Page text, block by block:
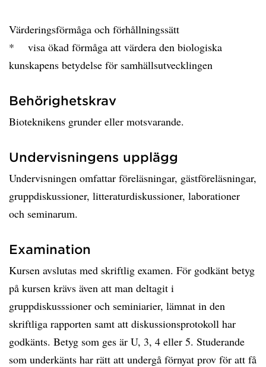
Värderingsförmåga och förhållningssätt
* visa ökad förmåga att värdera den biologiska
kunskapens betydelse för samhällsutvecklingen
Behörighetskrav
Bioteknikens grunder eller motsvarande.
Undervisningens upplägg
Undervisningen omfattar föreläsningar, gästföreläsningar,
gruppdiskussioner, litteraturdiskussioner, laborationer
och seminarum.
Examination
Kursen avslutas med skriftlig examen. För godkänt betyg
på kursen krävs även att man deltagit i
gruppdiskusssioner och seminiarier, lämnat in den
skriftliga rapporten samt att diskussionsprotokoll har
godkänts. Betyg som ges är U, 3, 4 eller 5. Studerande
som underkänts har rätt att undergå förnyat prov för att få